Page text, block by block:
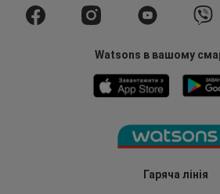
Гаряча лінія
Watsons в вашому